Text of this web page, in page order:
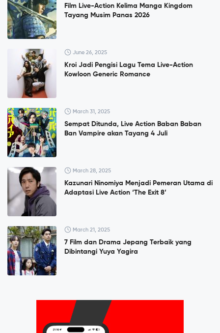
Film Live-Action Kelima Manga Kingdom
Tayang Musim Panas 2026
June 26, 2025
Kroi Jadi Pengisi Lagu Tema Live-Action
Kowloon Generic Romance
March 31, 2025
Sempat Ditunda, Live Action Baban Baban
Ban Vampire akan Tayang 4 Juli
March 28, 2025
Kazunari Ninomiya Menjadi Pemeran Utama di
Adaptasi Live Action ‘The Exit 8’
March 21, 2025
7 Film dan Drama Jepang Terbaik yang
Dibintangi Yuya Yagira